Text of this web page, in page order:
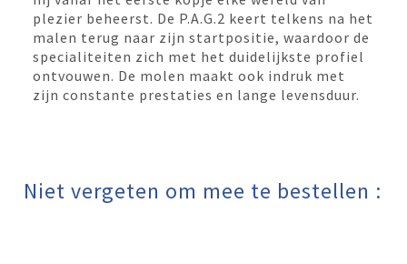
plezier beheerst. De P.A.G.2 keert telkens na het
malen terug naar zijn startpositie, waardoor de
specialiteiten zich met het duidelijkste profiel
ontvouwen. De molen maakt ook indruk met
zijn constante prestaties en lange levensduur.
Niet vergeten om mee te bestellen :​